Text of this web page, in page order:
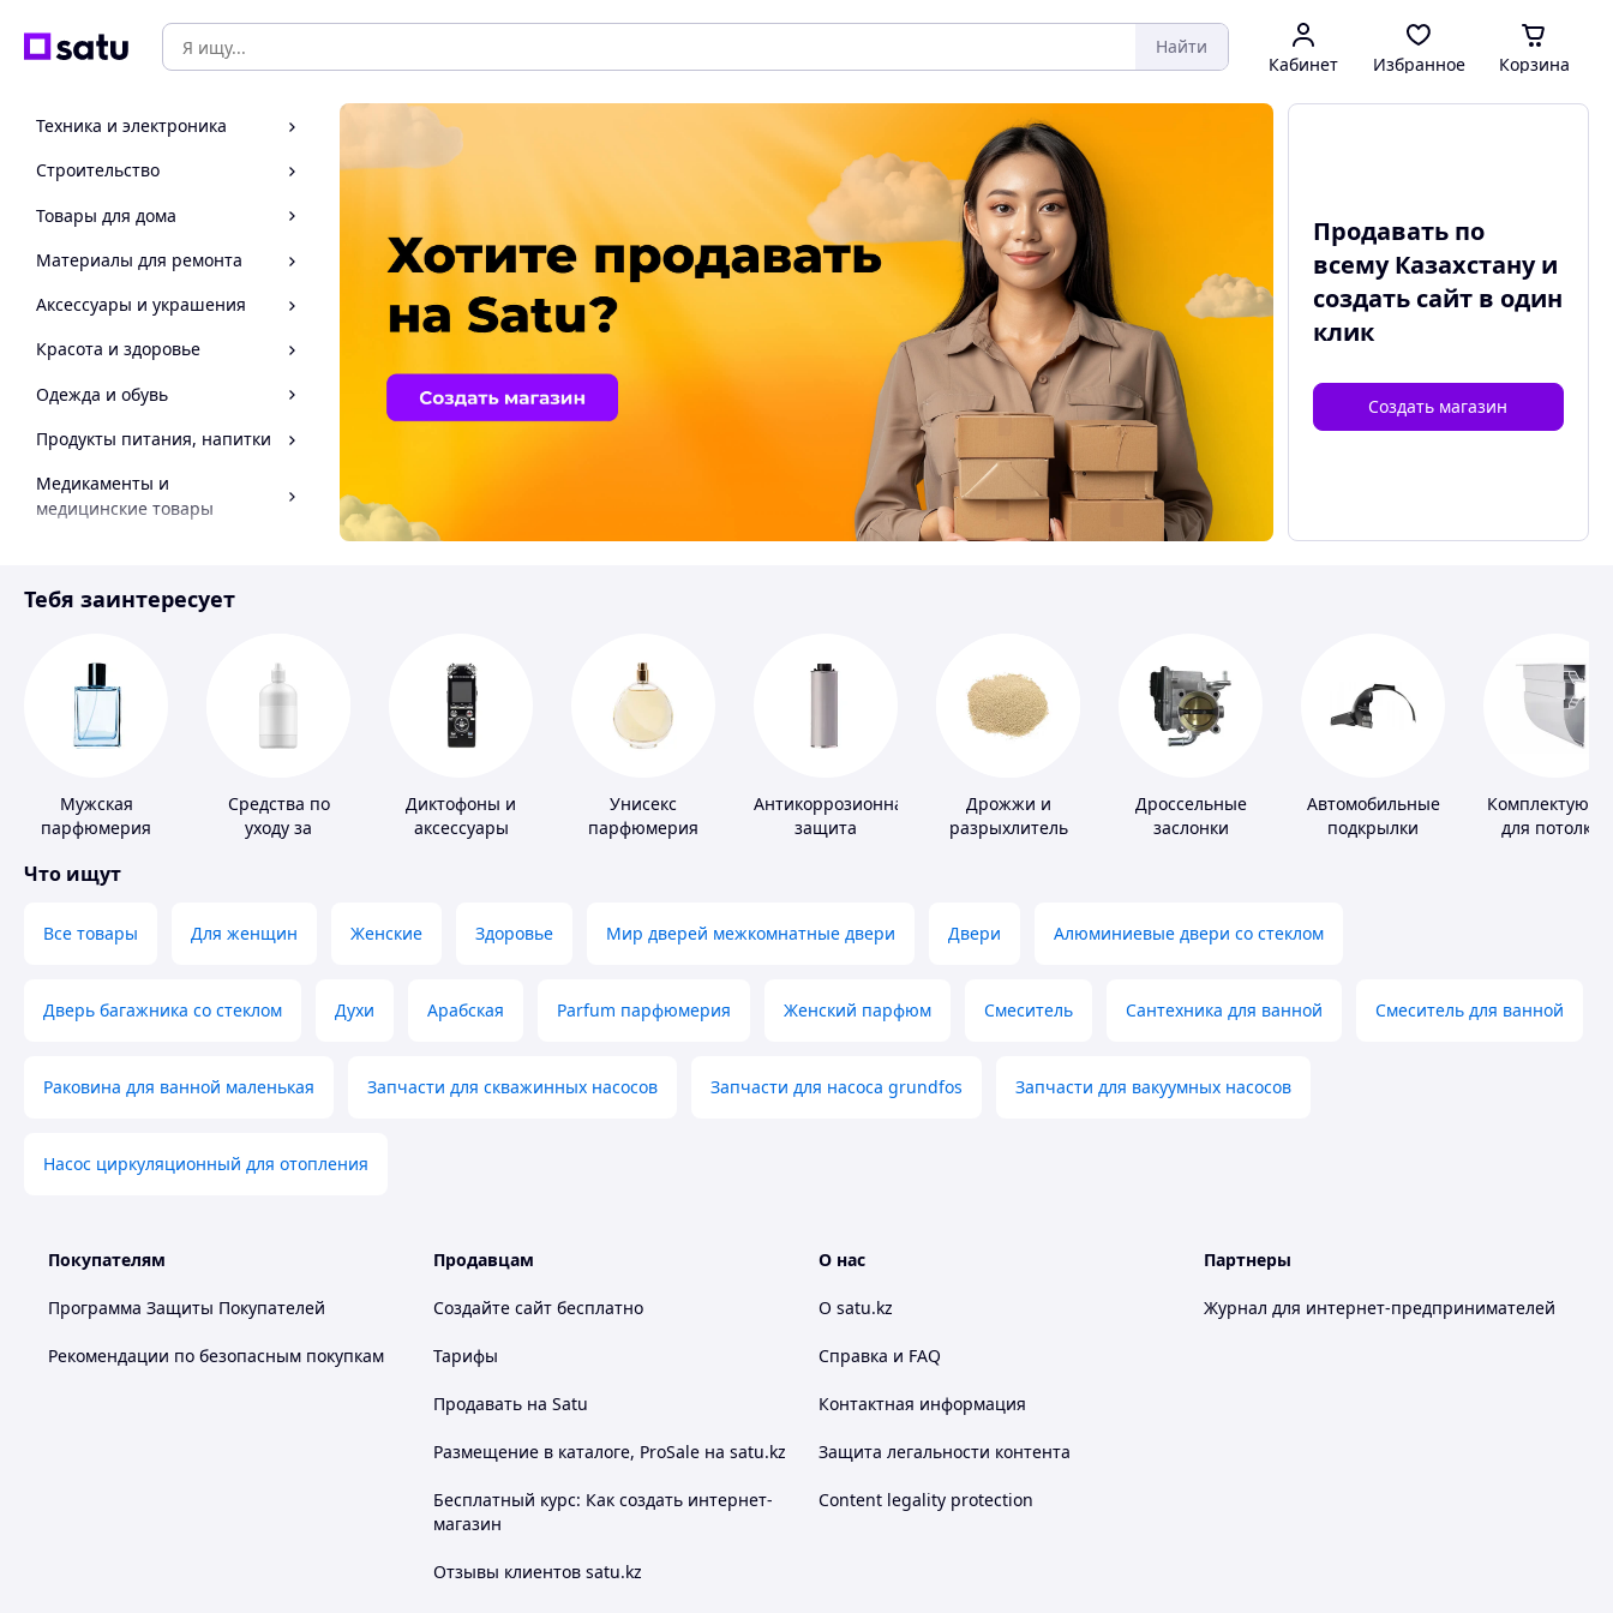
Найти
Кабинет Избранное Корзина
Техника и электроника
Строительство
Товары для дома
Материалы для ремонта
Аксессуары и украшения
Красота и здоровье
Одежда и обувь
Продукты питания, напитки
Медикаменты и
медицинские товары
Инструмент
Продавать по
всему Казахстану и
создать сайтв один
клик
Создать магазин
Тебя заинтересует
Мужская
парфюмерия
Средства по
уходу за
Диктофоны и
аксессуары
Унисекс
парфюмерия
Антикоррозионная
защита
Дрожжи и
разрыхлитель
Дроссельные
заслонки
Автомобильные
подкрылки
для потолков
Что ищут
Все товары Для женщин Женские Здоровье Мир дверей межкомнатные двери Двери Алюминиевые двери со стеклом
Дверь багажника со стеклом Духи Арабская Parfum парфюмерия Женский парфюм Смеситель Сантехника для ванной Смеситель для ванной
Раковина для ванной маленькая Запчасти для скважинных насосов Запчасти для насоса grundfos Запчасти для вакуумных насосов
Насос циркуляционный для отопления
Покупателям
Программа Защиты Покупателей
Рекомендации по безопасным покупкам
Продавцам
Создайте сайт бесплатно
Тарифы
Продавать на Satu
Размещение в каталоге, ProSale на satu.kz
Бесплатный курс: Как создать интернет-
магазин
Отзывы клиентов satu.kz
О нас
О satu.kz
Справка и FAQ
Контактная информация
Защита легальности контента
Content legality protection
Партнеры
Журнал для интернет-предпринимателей